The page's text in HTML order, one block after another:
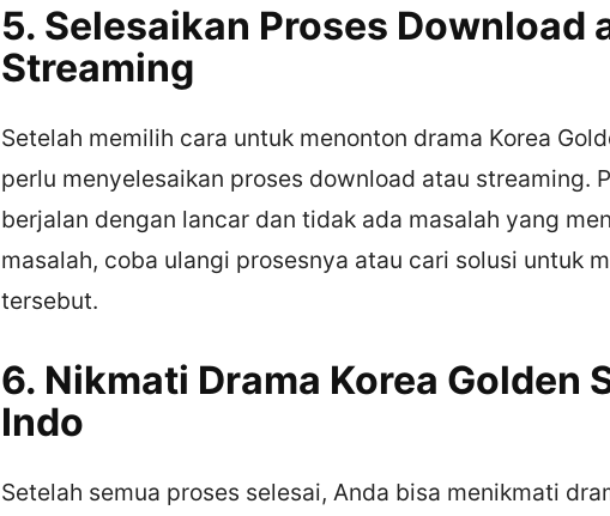
5. Selesaikan Proses Download
Streaming
Setelah memilih cara untuk menonton drama Korea
perlu menyelesaikan proses download atau streaming.
berjalan dengan lancar dan tidak ada masalah yang
masalah, coba ulangi prosesnya atau cari solusi untuk
tersebut.
6. Nikmati Drama Korea Golden
Indo
Setelah semua proses selesai, Anda bisa menikmati